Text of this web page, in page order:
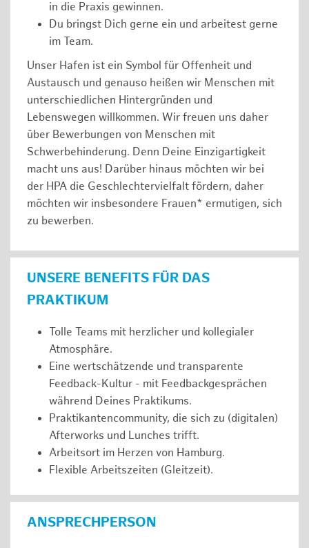
in die Praxis gewinnen.
Du bringst Dich gerne ein und arbeitest gerne
im Team.
Unser Hafen ist ein Symbol für Offenheit und
Austausch und genauso heißen wir Menschen mit
unterschiedlichen Hintergründen und
Lebenswegen willkommen. Wir freuen uns daher
über Bewerbungen von Menschen mit
Schwerbehinderung. Denn Deine Einzigartigkeit
macht uns aus! Darüber hinaus möchten wir bei
der HPA die Geschlechtervielfalt fördern, daher
möchten wir insbesondere Frauen* ermutigen, sich
zu bewerben.
UNSERE BENEFITS FÜR DAS
PRAKTIKUM
Tolle Teams mit herzlicher und kollegialer
Atmosphäre.
Eine wertschätzende und transparente
Feedback-Kultur - mit Feedbackgesprächen
während Deines Praktikums.
Praktikantencommunity, die sich zu (digitalen)
Afterworks und Lunches trifft.
Arbeitsort im Herzen von Hamburg.
Flexible Arbeitszeiten (Gleitzeit).
ANSPRECHPERSON